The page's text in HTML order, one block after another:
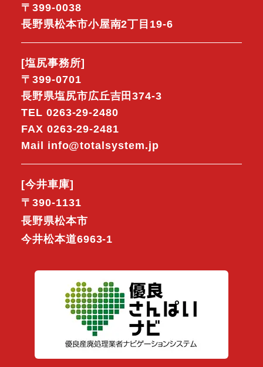
〒399-0038
長野県松本市小屋南2丁目19-6
[塩尻事務所]
〒399-0701
長野県塩尻市広丘吉田374-3
TEL 0263-29-2480
FAX 0263-29-2481
Mail info@totalsystem.jp
[今井車庫]
〒390-1131
長野県松本市
今井松本道6963-1